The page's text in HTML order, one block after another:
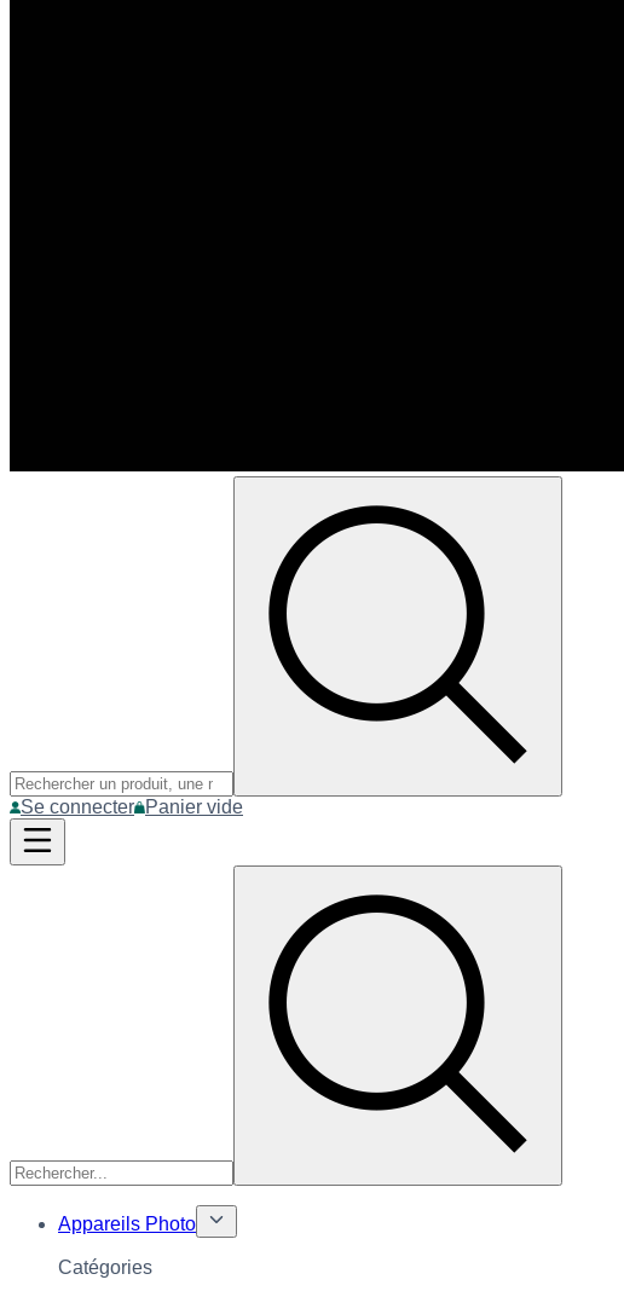
Se connecter Panier vide
Appareils Photo
Catégories